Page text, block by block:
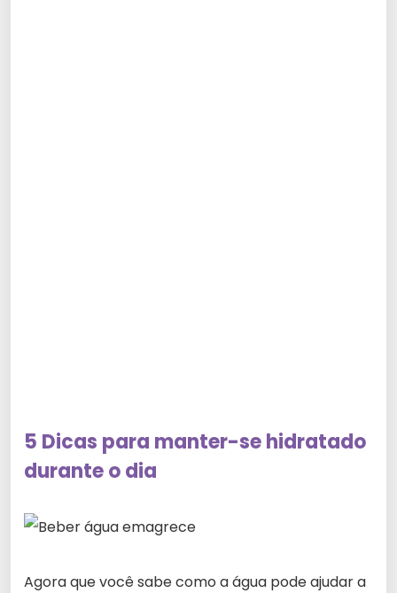
5 Dicas para manter-se hidratado
durante o dia
Agora que você sabe como a água pode ajudar a